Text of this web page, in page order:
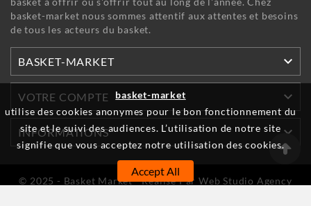
basket-market
utilise des cookies anonymes pour le bon fonctionnement du
site et le suivi des audiences. L’utilisation de notre site
signifie que vous acceptez notre utilisation des cookies.
Accept All
basket-market nous sommes attentif aux attentes et besoins
de tous les acteurs du basket.
BASKET-MARKET 
VOTRE COMPTE 
INFORMATIONS 
© 2025 - Basket Market - Réalisé Par Web Studio Agency